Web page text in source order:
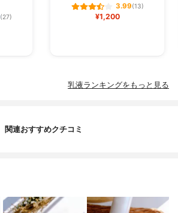
(27)
3.99(13)
¥1,200
乳液ランキングをもっと見る
関連おすすめクチコミ